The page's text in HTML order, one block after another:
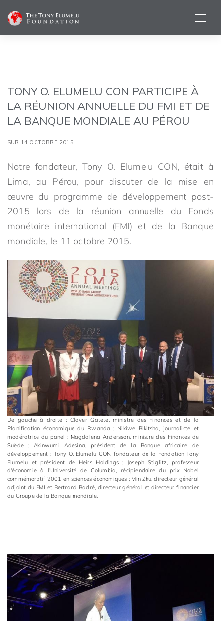
TONY O. ELUMELU CON PARTICIPE À
LA RÉUNION ANNUELLE DU FMI ET DE
LA BANQUE MONDIALE AU PÉROU
SUR 14 OCTOBRE 2015
Notre fondateur, Tony O. Elumelu CON, était à
Lima, au Pérou, pour discuter de la mise en
œuvre du programme de développement post-
2015 lors de la réunion annuelle du Fonds
monétaire international (FMI) et de la Banque
mondiale, le 11 octobre 2015.
De gauche à droite : Claver Gatete, ministre des Finances et de la
Planification économique du Rwanda ; Nikiwe Bikitsha, journaliste et
modératrice du panel ; Magdalena Andersson, ministre des Finances de
Suède ; Akinwumi Adesina, président de la Banque africaine de
développement ; Tony O. Elumelu CON, fondateur de la Fondation Tony
Elumelu et président de Heirs Holdings ; Joseph Stiglitz, professeur
d'économie à l'Université de Columbia, récipiendaire du prix Nobel
commémoratif 2001 en sciences économiques ; Min Zhu, directeur général
adjoint du FMI et Bertrand Badré, directeur général et directeur financier
du Groupe de la Banque mondiale.